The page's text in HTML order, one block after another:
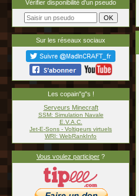
Vérifier disponibilité d'un pseudo
Sur les réseaux sociaux
Les copain"g"s !
Serveurs Minecraft
SSM: Simulation Navale
E.V.A.C.
Jet-E-Sons - Voltigeurs virtuels
WRI: WebRankInfo
Vous voulez participer ?